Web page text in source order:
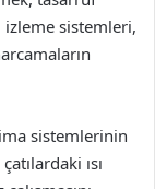
izleme sistemleri,
sistemlerinin
ısı